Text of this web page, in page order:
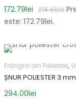
214.46lei
172.79lei
este: 172.79lei.
Frânghii din Poliester,
ȘNUR POLIESTER 3
294.00lei